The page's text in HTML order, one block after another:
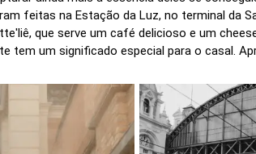
feitas na Estação da Luz, no terminal da
que serve um café delicioso e um
tem um significado especial para o casal.